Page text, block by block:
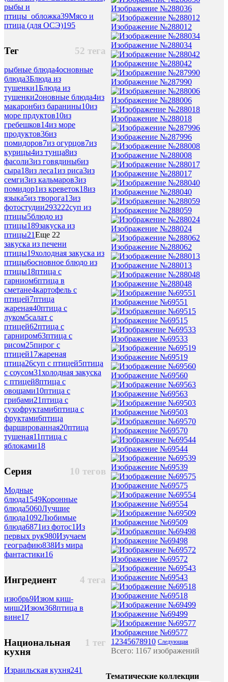
рыбы и
птицы_обложка39Мясо и
птица (для ОСЭ)195
52 тега
Тег
рыбные блюда4основные
блюда3Блюда из
тушенки1Блюда из
тушенки2оновные блюда4из
макарон6из баранины10из
море прдуктов10из
гребешков14из море
продуктов36из
помидоров7из огурцов7из
курицы4из тунца8из
фасоли3из говядины6из
сыра18из леса1из риса3из
семги3из кальмаров3из
помидор1из креветок18из
языка5из творога13из
фотостудии293222суп из
птицы5блюдо из
птицы189закуска из
птицы21Еще 22
закуска из печени
птицы19холодная закуска из
птицы6основное блюдо из
птицы18птица с
гарниом6птица в
сметане4картофель с
птицей7птица
жареная40птица с
луком5салат с
птицей62птица с
гарниром63птица с
рисом25пирог с
птицей17жареная
птица26суп с птицей5птица
с соусом31холодная закуска
с птицей8птица с
овощами10птица с
грибами21птица с
сухофруктами6птица с
фруктами6птица
фаршированная20птица
тушеная11птица с
яблоками18
10 тегов
Серия
Модные
блюда1549Коронные
блюда5060Лучшие
блюда1092Любимые
блюда6871из фотос1Из
первых рук980Изучаем
географию838Из мира
фантастики16
4 тега
Ингредиент
изюбрь9Изюм киш-
миш2Изюм368птица в
вине17
1 тег
Национальная
кухня
Израильская кухня241
Изображение №288036
Изображение №288012
Изображение №288034
Изображение №288042
Изображение №287990
Изображение №288006
Изображение №288018
Изображение №287996
Изображение №288008
Изображение №288017
Изображение №288040
Изображение №288059
Изображение №288024
Изображение №288062
Изображение №288013
Изображение №288048
Изображение №69551
Изображение №69515
Изображение №69533
Изображение №69519
Изображение №69560
Изображение №69563
Изображение №69503
Изображение №69570
Изображение №69544
Изображение №69539
Изображение №69575
Изображение №69554
Изображение №69509
Изображение №69498
Изображение №69572
Изображение №69543
Изображение №69518
Изображение №69499
Изображение №69577
1 2345678910 Следующая
Всего: 1167 изображений
Тематические коллекции